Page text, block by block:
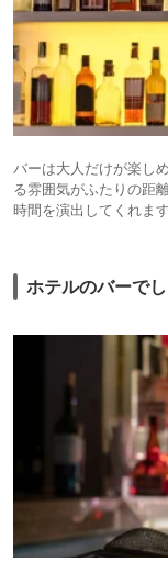
バーは大人だけが楽し
る雰囲気がふたりの距
時間を演出してくれます
ホテルのバーで